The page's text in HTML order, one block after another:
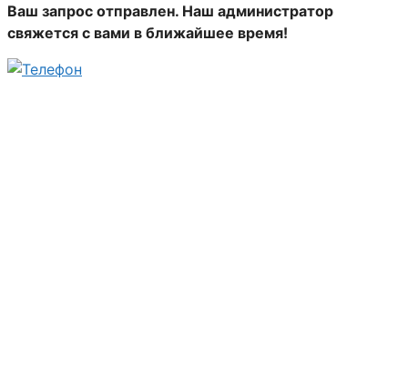
Ваш запрос отправлен. Наш администратор
свяжется с вами в ближайшее время!